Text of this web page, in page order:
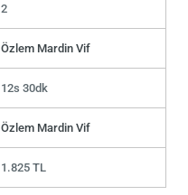
2
Özlem Mardin Vif
12s 30dk
Özlem Mardin Vif
1.825 TL